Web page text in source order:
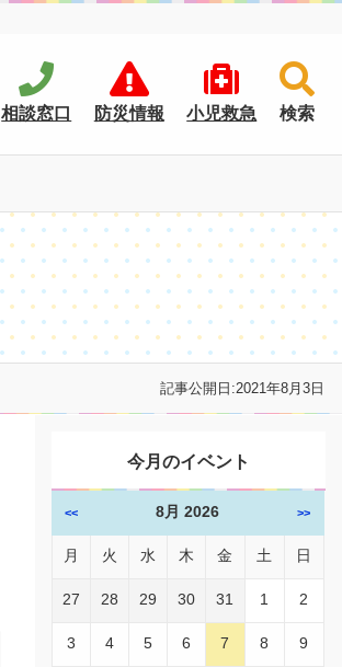
相談窓口
防災情報 小児救急 検索
記事公開日:2021年8月3日
今月のイベント
<< 8月 2026 >>
月 火 水 木 金 土 日
27 28 29 30 31 1 2
3 4 5 6 7 8 9